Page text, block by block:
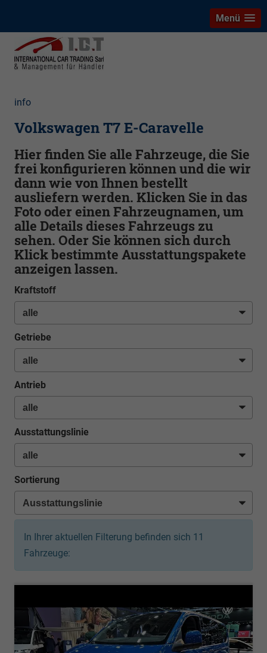
Menü
info
Volkswagen T7 E-Caravelle
Hier finden Sie alle Fahrzeuge, die Sie
frei konfigurieren können und die wir
dann wie von Ihnen bestellt
ausliefern werden. Klicken Sie in das
Foto oder einen Fahrzeugnamen, um
alle Details dieses Fahrzeugs zu
sehen. Oder Sie können sich durch
Klick bestimmte Ausstattungspakete
anzeigen lassen.
Kraftstoff
Getriebe
Antrieb
Ausstattungslinie
Sortierung
In Ihrer aktuellen Filterung befinden sich 11
Fahrzeuge: